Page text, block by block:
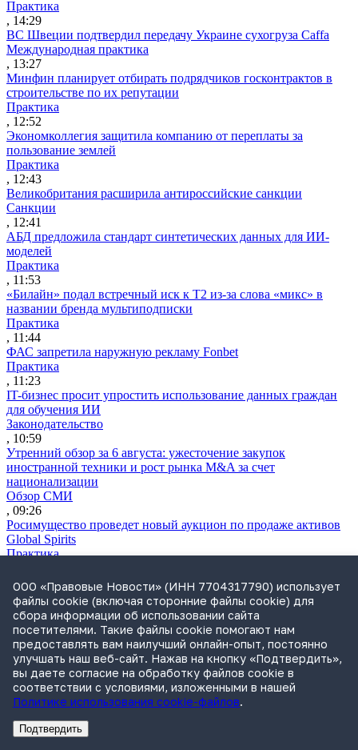
Практика
, 14:29
ВС Швеции подтвердил передачу Украине сухогруза Caffa
Международная практика
, 13:27
Минфин планирует отбирать подрядчиков госконтрактов в
строительстве по их репутации
Практика
, 12:52
Экономколлегия защитила компанию от переплаты за
пользование землей
Практика
, 12:43
Великобритания расширила антироссийские санкции
Санкции
, 12:41
АБД предложила стандарт синтетических данных для ИИ-
моделей
Практика
, 11:53
«Билайн» подал встречный иск к Т2 из-за слова «микс» в
названии бренда мультиподписки
Практика
, 11:44
ФАС запретила наружную рекламу Fonbet
Практика
, 11:23
IT-бизнес просит упростить использование данных граждан
для обучения ИИ
Законодательство
, 10:59
Утренний обзор за 6 августа: ужесточение закупок
иностранной техники и рост рынка M&A за счет
национализации
Обзор СМИ
, 09:26
Росимущество проведет новый аукцион по продаже активов
Global Spirits
Практика
ВС решит, отвечает ли по долгам брошенной компании новый
руководитель
Практика
, 18:47
Путин подписал закон о новых правилах комплексного
развития территорий
Законодательство
, 18:24
ВС защитил право на взыскание займа по расписке
Практика
, 17:11
Сбербанк планирует банкротить «Евротранс»
РекламаАдвокатское бюро Санкт-Петербурга «Вертикаль» ИНН 7841290773
ООО «Правовые Новости» (ИНН 7704317790) использует
файлы cookie (включая сторонние файлы cookie) для
сбора информации об использовании сайта
посетителями. Такие файлы cookie помогают нам
предоставлять вам наилучший онлайн-опыт, постоянно
улучшать наш веб-сайт. Нажав на кнопку «Подтвердить»,
вы даете согласие на обработку файлов cookie в
соответствии с условиями, изложенными в нашей
Политике использования cookie-файлов.
Подтвердить